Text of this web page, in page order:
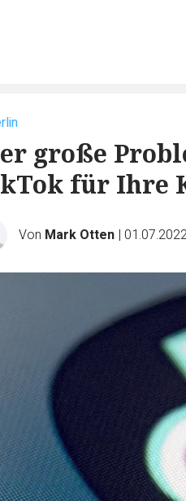
große
für Ihre
Von Mark Otten |